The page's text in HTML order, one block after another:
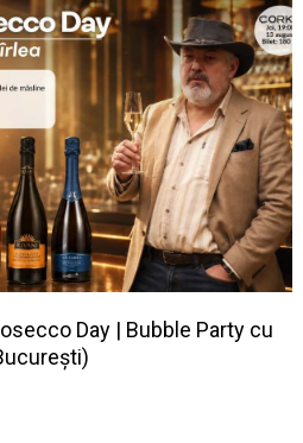
Day | Bubble Party cu